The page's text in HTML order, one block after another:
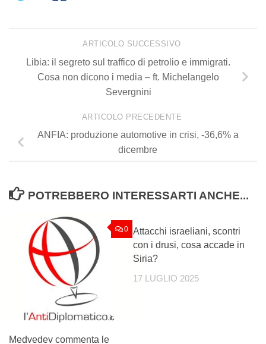
ARTICOLO SUCCESSIVO
Libia: il segreto sul traffico di petrolio e immigrati.
Cosa non dicono i media – ft. Michelangelo
Severgnini
ARTICOLO PRECEDENTE
ANFIA: produzione automotive in crisi, -36,6% a
dicembre
POTREBBERO INTERESSARTI ANCHE...
0
Medvedev commenta le
Attacchi israeliani, scontri
con i drusi, cosa accade in
Siria?
17 LUGLIO 2025